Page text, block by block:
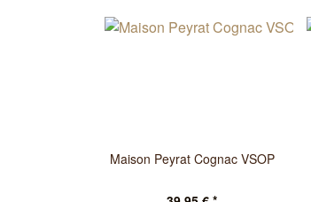
Maison Peyrat Cognac VSOP